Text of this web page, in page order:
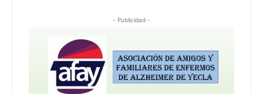
- Publicidad -